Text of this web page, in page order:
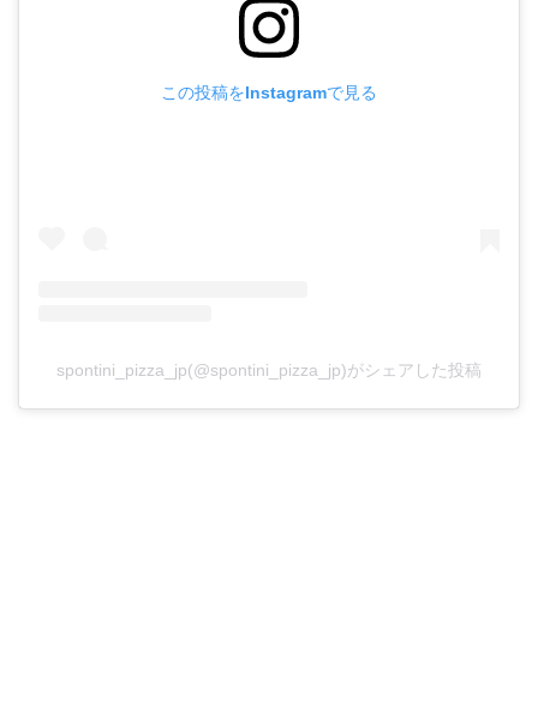
この投稿をInstagramで見る
spontini_pizza_jp(@spontini_pizza_jp)がシェアした投稿